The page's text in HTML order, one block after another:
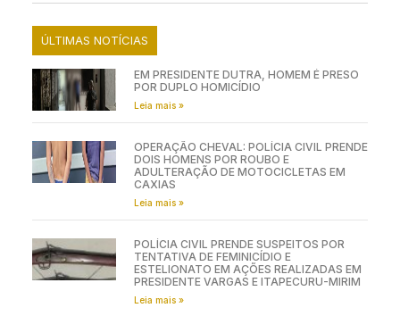
ÚLTIMAS NOTÍCIAS
EM PRESIDENTE DUTRA, HOMEM É PRESO
POR DUPLO HOMICÍDIO
Leia mais »
OPERAÇÃO CHEVAL: POLÍCIA CIVIL PRENDE
DOIS HOMENS POR ROUBO E
ADULTERAÇÃO DE MOTOCICLETAS EM
CAXIAS
Leia mais »
POLÍCIA CIVIL PRENDE SUSPEITOS POR
TENTATIVA DE FEMINICÍDIO E
ESTELIONATO EM AÇÕES REALIZADAS EM
PRESIDENTE VARGAS E ITAPECURU-MIRIM
Leia mais »